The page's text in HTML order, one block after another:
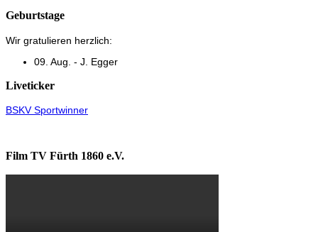
Geburtstage
Wir gratulieren herzlich:
09. Aug. - J. Egger
Liveticker
BSKV Sportwinner
Film TV Fürth 1860 e.V.